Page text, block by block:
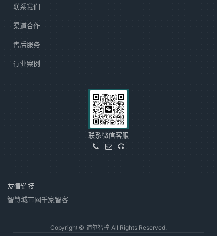
联系我们
渠道合作
售后服务
行业案例
联系微信客服
友情链接
智慧城市网千家智客
Copyright © 道尔智控 All Rights Reserved.